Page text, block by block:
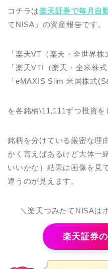
コチラは楽天証券で毎月自
てNISA』の資産報告です。
「楽天VT（楽天・全世界
「楽天VTI（楽天・全米株
「eMAXIS Slim 米国株式
を各銘柄\11,111ずつ投資を
銘柄を分けている厳密な理
かく言えばあるけど大体一
いいかな）結果は画像を見
違うのが見えます。
＼楽天つみたてNISAは
楽天証券